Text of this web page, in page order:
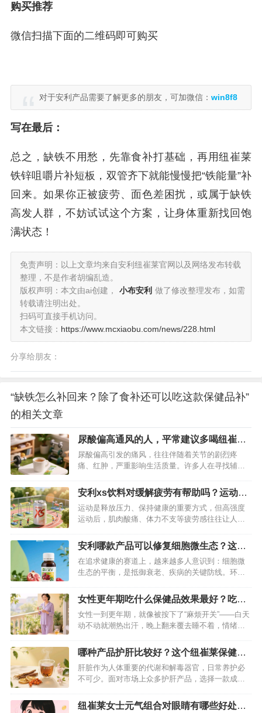
购买推荐
微信扫描下面的二维码即可购买
对于安利产品需要了解更多的朋友，可加微信： win8f8
写在最后：
总之，缺铁不用愁，先靠食补打基础，再用纽崔莱
铁锌咀嚼片补短板，双管齐下就能慢慢把“铁能量”补
回来。如果你正被疲劳、面色差困扰，或属于缺铁
高发人群，不妨试试这个方案，让身体重新找回饱
满状态！
免责声明：以上文章均来自安利纽崔莱官网以及网络发布转载
整理，不是作者胡编乱造。
版权声明：本文由ai创建，
小布安利 做了修改整理发布，如需
转载请注明出处。
扫码可直接手机访问。
本文链接： https://www.mcxiaobu.com/news/228.html
分享给朋友：
“缺铁怎么补回来？除了食补还可以吃这款保健品补”
的相关文章
尿酸偏高通风的人，平常建议多喝纽崔莱
舒苓易固体饮料降尿酸
尿酸偏高引发的痛风，往往伴随着关节的剧烈疼
痛、红肿，严重影响生活质量。许多人在寻找辅助
体饮料。它凭借天然成分和独特配方，或许能成为
尿酸管理的有益补充。…
安利xs饮料对缓解疲劳有帮助吗？运动过
后喝一罐轻松消除疲劳
运动是释放压力、保持健康的重要方式，但高强度
运动后，肌肉酸痛、体力不支等疲劳感往往让人困
为很多人的关注点。安利 XS 饮料凭借科学配方与
实际效果，成为运动爱好者的“疲劳救星”，其对缓解
运动疲劳的帮助究竟如何？我们从成分、原理到实
测体验逐一解析。…
安利哪款产品可以修复细胞微生态？这款
纽崔莱产品轻松修复细胞
在追求健康的赛道上，越来越多人意识到：细胞微
生态的平衡，是抵御衰老、疾病的关键防线。环境
活常态，正悄无声息地侵蚀着细胞微生态。而纽崔
莱基源欣活饮品的出现，宛如一把精准的“健康密
钥”，以突破性科技和天然植萃，为细胞微生态修复
提供高效解决方案。…
女性更年期吃什么保健品效果最好？吃这
款纽崔莱保健品非常有效
女性一到更年期，就像被按下了“麻烦开关”——白天
动不动就潮热出汗，晚上翻来覆去睡不着，情绪也
品调理，又怕踩坑？其实，选对产品很重要，而纽
崔莱更年期保养片，就是很多姐妹亲测有效的“安心
之选”。…
哪种产品护肝比较好？这个纽崔莱保健品
护肤效果好
肝脏作为人体重要的代谢和解毒器官，日常养护必
不可少。面对市场上众多护肝产品，选择一款成分
葆芯饮品就是不错的选择。…
纽崔莱女士元气组合对眼睛有哪些好处？